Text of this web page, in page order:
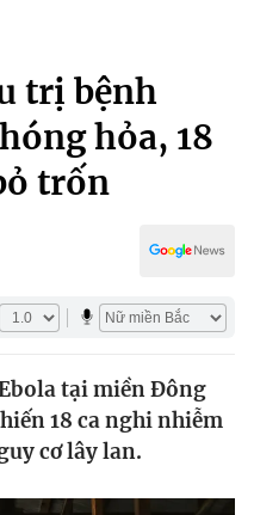
trị bệnh
hỏa, 18
trốn
tại miền Đông
18 ca nghi nhiễm
cơ lây lan.